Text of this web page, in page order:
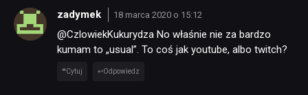
zadymek 18 marca 2020 o 15:12
@CzlowiekKukurydza No właśnie nie za bardzo
kumam to „usual”. To coś jak youtube, albo twitch?
Cytuj Odpowiedz